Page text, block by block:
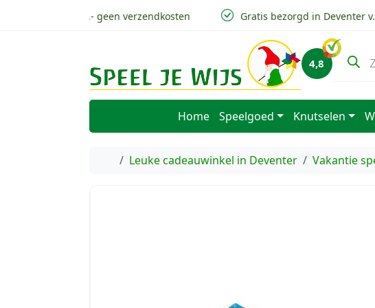
v.a 50,- geen verzendkosten Gratis bezorgd in Deventer
4,8
P
u
t
e
o
Home Speelgoed Knutselen
Home
Leuke cadeauwinkel in Deventer Vakantie